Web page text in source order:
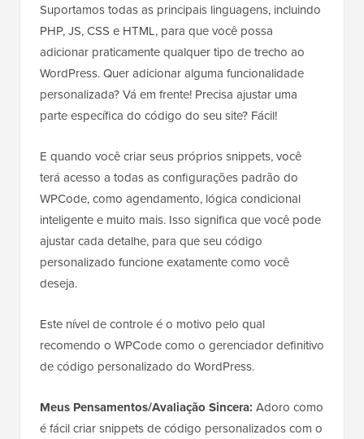
Suportamos todas as principais linguagens, incluindo
PHP, JS, CSS e HTML, para que você possa
adicionar praticamente qualquer tipo de trecho ao
WordPress. Quer adicionar alguma funcionalidade
personalizada? Vá em frente! Precisa ajustar uma
parte específica do código do seu site? Fácil!
E quando você criar seus próprios snippets, você
terá acesso a todas as configurações padrão do
WPCode, como agendamento, lógica condicional
inteligente e muito mais. Isso significa que você pode
ajustar cada detalhe, para que seu código
personalizado funcione exatamente como você
deseja.
Este nível de controle é o motivo pelo qual
recomendo o WPCode como o gerenciador definitivo
de código personalizado do WordPress.
Meus Pensamentos/Avaliação Sincera: Adoro como
é fácil criar snippets de código personalizados com o